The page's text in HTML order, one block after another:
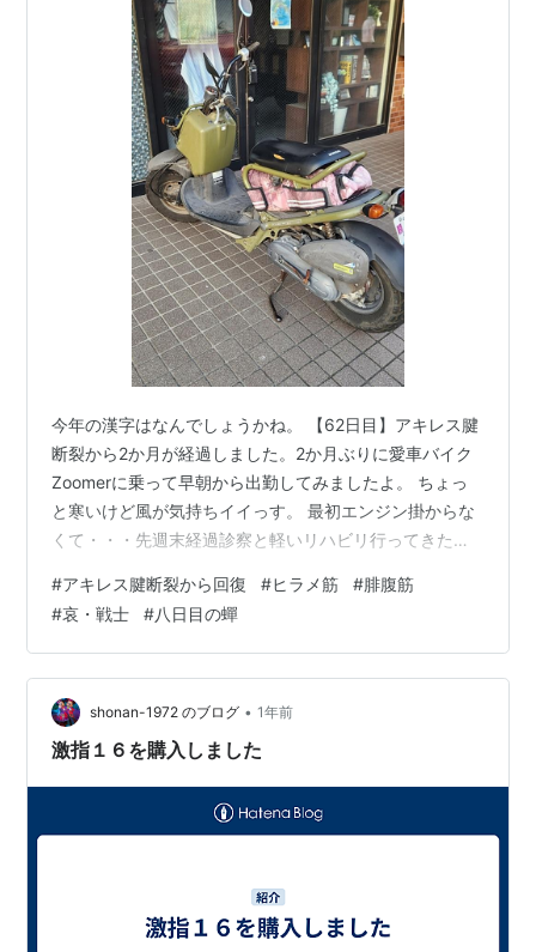
今年の漢字はなんでしょうかね。 【62日目】アキレス腱
断裂から2か月が経過しました。2か月ぶりに愛車バイク
Zoomerに乗って早朝から出勤してみましたよ。 ちょっ
と寒いけど風が気持ちイイっす。 最初エンジン掛からな
くて・・・先週末経過診察と軽いリハビリ行ってきたわ
カチコチになっているとのこと。例えて言うなら、腕を
曲げて上腕二頭筋の筋肉こぶしであれば、そのこぶしが
出なくなっているのに近いらしい。脚もアキレス腱を稼
働するにも、上腕二頭筋周辺を可能な限り筋力付けつつ
弾力持たせつつ全体を伸びる状態にしたい、それと同じ
ように足を覆う筋力・腱全体を使って、…
#アキレス腱断裂から回復 #ヒラメ筋 #腓腹筋
#哀・戦士 #八日目の蟬
shonan-1972 のブログ • 1年前
激指１６を購入しました